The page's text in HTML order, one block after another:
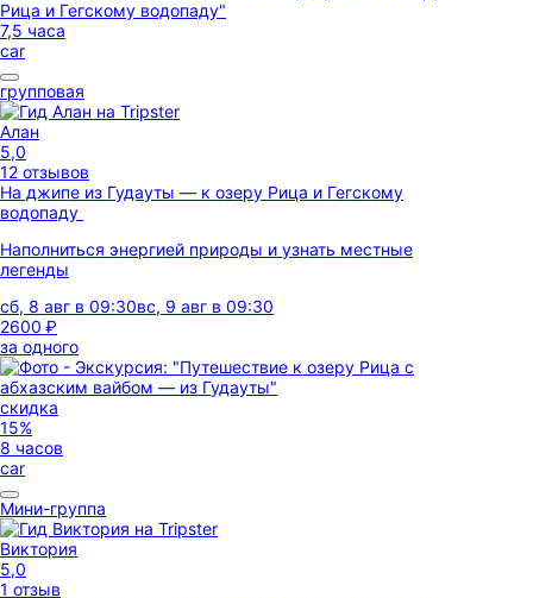
7,5 часа
car
групповая
Алан
5,0
12 отзывов
На джипе из Гудауты — к озеру Рица и Гегскому
водопаду
Наполниться энергией природы и узнать местные
легенды
сб, 8 авг в 09:30вс, 9 авг в 09:30
2600 ₽
за одного
скидка
15%
8 часов
car
Мини-группа
Виктория
5,0
1 отзыв